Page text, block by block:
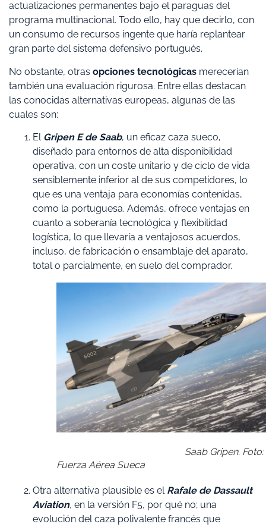
actualizaciones permanentes bajo el paraguas del
programa multinacional. Todo ello, hay que decirlo, con
un consumo de recursos ingente que haría replantear
gran parte del sistema defensivo portugués.
No obstante, otras opciones tecnológicas merecerían
también una evaluación rigurosa. Entre ellas destacan
las conocidas alternativas europeas, algunas de las
cuales son:
El Gripen E de Saab, un eficaz caza sueco,
diseñado para entornos de alta disponibilidad
operativa, con un coste unitario y de ciclo de vida
sensiblemente inferior al de sus competidores, lo
que es una ventaja para economías contenidas,
como la portuguesa. Además, ofrece ventajas en
cuanto a soberanía tecnológica y flexibilidad
logística, lo que llevaría a ventajosos acuerdos,
incluso, de fabricación o ensamblaje del aparato,
total o parcialmente, en suelo del comprador.
Saab Gripen. Foto:
Fuerza Aérea Sueca
Otra alternativa plausible es el Rafale de Dassault
Aviation, en la versión F5, por qué no; una
evolución del caza polivalente francés que